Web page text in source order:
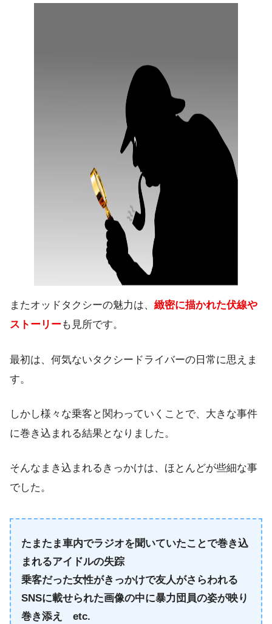
またオッドタクシーの魅力は、 緻密に描かれた伏線や
ストーリーも見所です。
最初は、何気ないタクシードライバーの日常に思えま
す。
しかし様々な乗客と関わっていくことで、大きな事件
に巻き込まれる結果となりました。
そんなまき込まれるきっかけは、ほとんどが些細な事
でした。
たまたま車内でラジオを聞いていたことで巻き込
まれるアイドルの失踪
乗客だった女性がきっかけで友人がさらわれる
SNSに載せられた画像の中に暴力団員の姿が映り
巻き添え etc.